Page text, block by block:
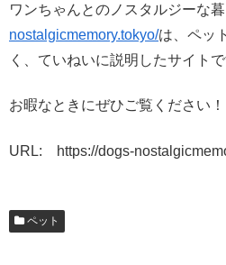
ワンちゃんとのノスタルジーな暮
nostalgicmemory.tokyo/は、ペッ
く、ていねいに説明したサイトで
お暇なときにぜひご覧ください！
URL: https://dogs-
ペット